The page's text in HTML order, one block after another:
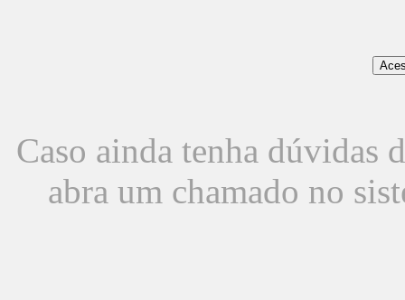
Caso ainda tenha dúvidas
abra um chamado no